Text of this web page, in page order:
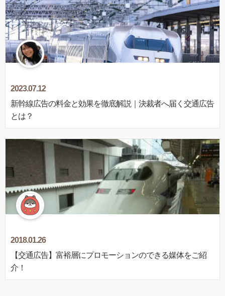
2023.07.12
新幹線広告の料金と効果を徹底解説｜決裁者へ届く交通広告
とは？
2018.01.26
【交通広告】富裕層にプロモーションのできる媒体をご紹
介！